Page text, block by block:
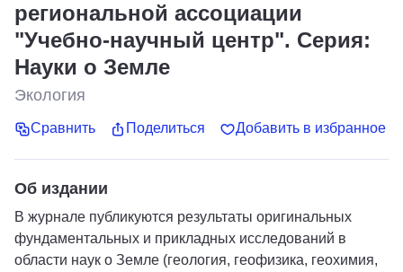
региональной ассоциации
"Учебно-научный центр". Серия:
Науки о Земле
Экология
Сравнить Поделиться Добавить в избранное
Об издании
В журнале публикуются результаты оригинальных
фундаментальных и прикладных иссле­дований в
области наук о Земле (геология, геофизика, геохимия,